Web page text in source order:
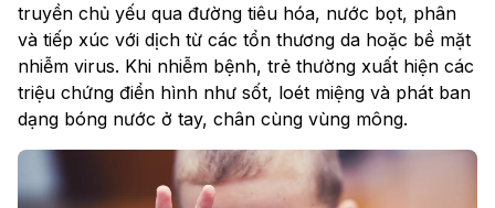
truyền chủ yếu qua đường tiêu hóa, nước bọt, phân
và tiếp xúc với dịch từ các tổn thương da hoặc bề mặt
nhiễm virus. Khi nhiễm bệnh, trẻ thường xuất hiện các
triệu chứng điển hình như sốt, loét miệng và phát ban
dạng bóng nước ở tay, chân cùng vùng mông.